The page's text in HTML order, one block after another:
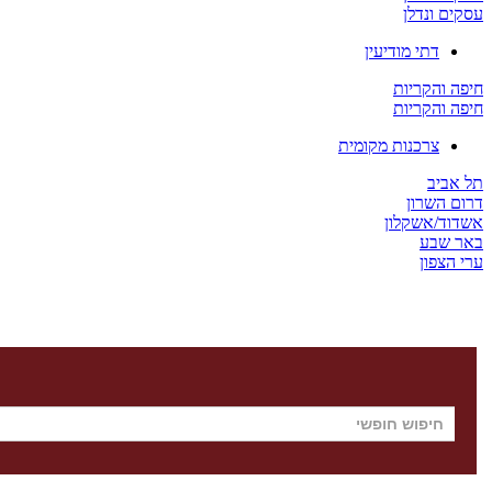
עסקים ונדלן
דתי מודיעין
חיפה והקריות
חיפה והקריות
צרכנות מקומית
תל אביב
דרום השרון
אשדוד/אשקלון
באר שבע
ערי הצפון